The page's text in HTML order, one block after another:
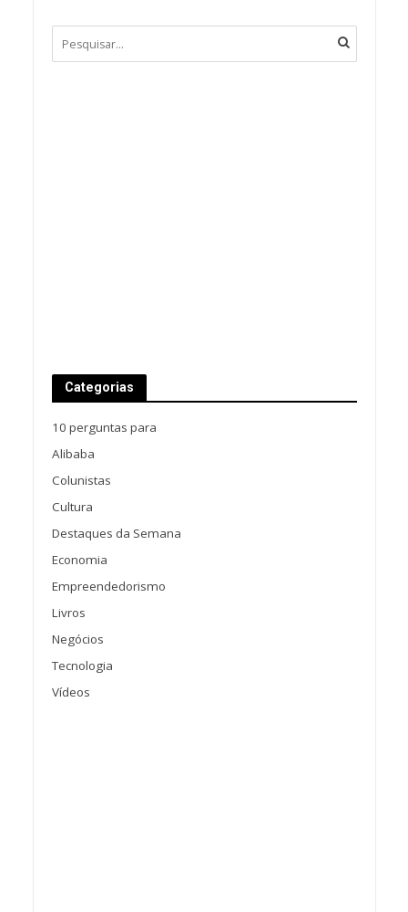
Categorias
10 perguntas para
Alibaba
Colunistas
Cultura
Destaques da Semana
Economia
Empreendedorismo
Livros
Negócios
Tecnologia
Vídeos